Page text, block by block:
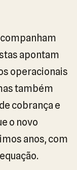
apontam
operacionais
também
cobrança e
o novo
anos, com